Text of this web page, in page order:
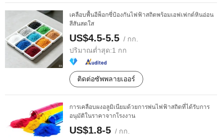
เคลือบพื้นอีพ็อกซี่ป้องกันไฟฟ้าสถิตพร้อมเอฟเฟกต์หินอ่อน
สีสันสดใส
US$4.5-5.5 / กก.
ปริมาณต่ำสุด:1 กก
ติดต่อซัพพลายเออร์
การเคลือบผงอลูมิเนียมด้วยการพ่นไฟฟ้าสถิตที่ได้รับการ
อนุมัติในราคาจากโรงงาน
US$1.8-5 / กก.